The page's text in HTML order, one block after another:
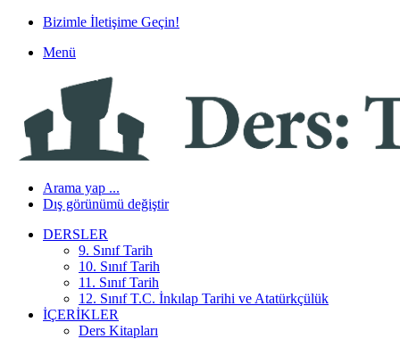
Bizimle İletişime Geçin!
Menü
Arama yap ...
Dış görünümü değiştir
DERSLER
9. Sınıf Tarih
10. Sınıf Tarih
11. Sınıf Tarih
12. Sınıf T.C. İnkılap Tarihi ve Atatürkçülük
İÇERIKLER
Ders Kitapları